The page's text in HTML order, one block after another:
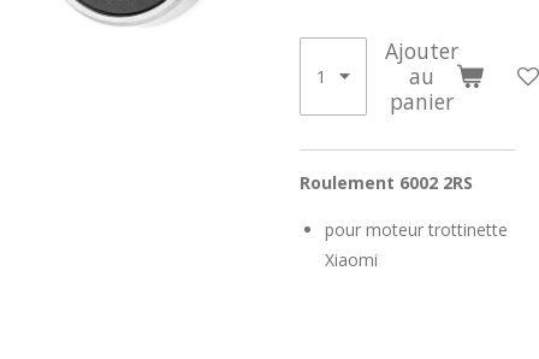
Ajouter
au
panier
Roulement 6002 2RS
pour moteur trottinette
Xiaomi